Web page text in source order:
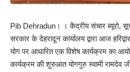
Pib Dehradun। । केंद्रीय संचार ब्यूरो,
सरकार के देहरादून कार्यालय द्वारा आज
योग पर आधारित एक विशेष कार्यक्रम का
कार्यक्रम की शुरुआत योगगुरु स्वामी रामदेव